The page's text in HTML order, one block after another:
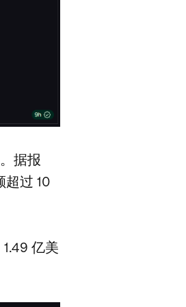
据报
超过 10
亿美